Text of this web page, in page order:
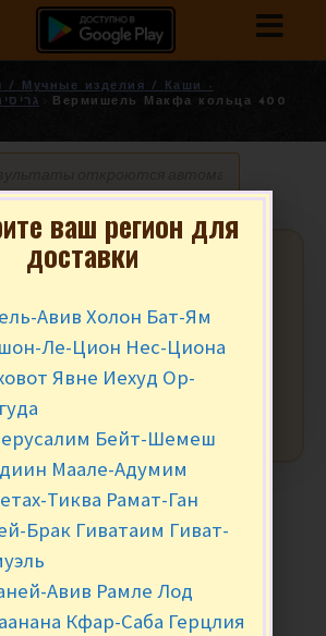
/ Мучные изделия / Каши -
Вермишель Макфа кольца 400
Макфа кольца 400 гр.
уп.
ваш регион для
доставки
Авив Холон Бат-Ям
Ле-Цион Нес-Циона
Явне Иехуд Ор-
Бейт-Шемеш
Маале-Адумим
Тиква Рамат-Ган
Брак Гиватаим Гиват-
Авив Рамле Лод
Кфар-Саба Герцлия